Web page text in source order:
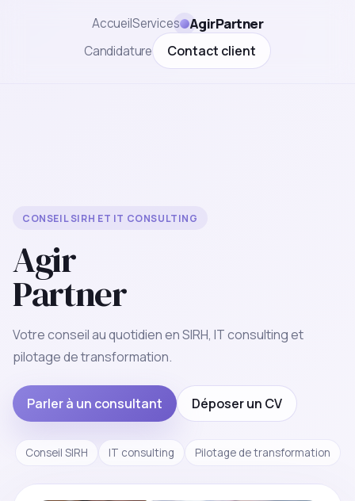
AccueilServices AgirPartner
Candidature Contact client
CONSEIL SIRH ET IT CONSULTING
Agir
Partner
Votre conseil au quotidien en SIRH, IT consulting et
pilotage de transformation.
Parler à un consultant Déposer un CV
Conseil SIRH IT consulting Pilotage de transformation